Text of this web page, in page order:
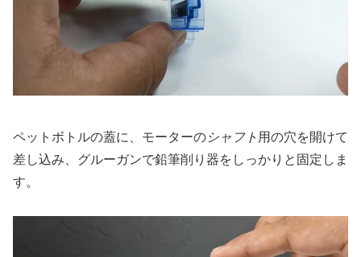
ペットボトルの蓋に、モーターのシャフト 用の穴を開けて
差し込み、グルーガンで鉛筆削り器をしっかりと固定しま
す。